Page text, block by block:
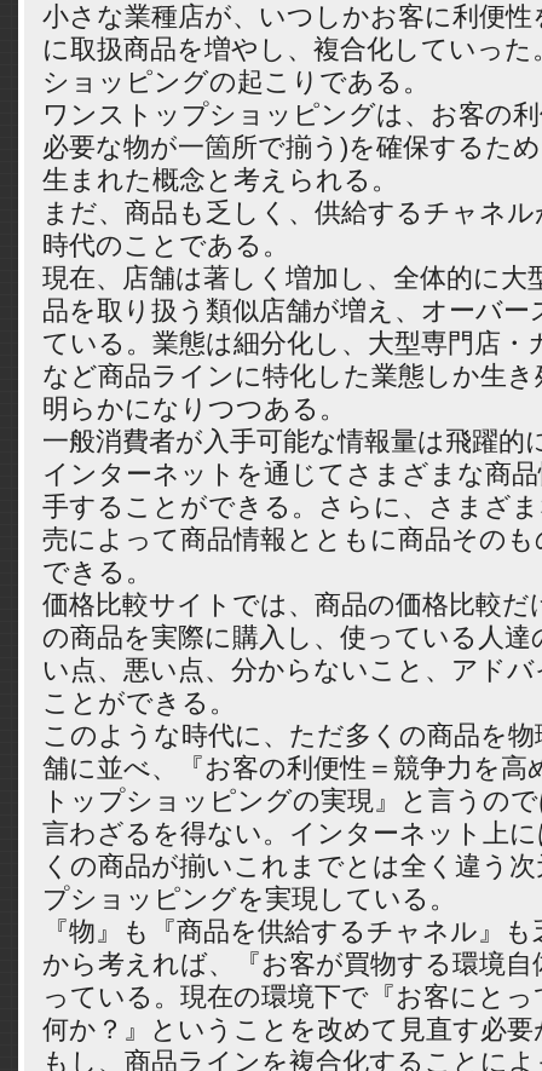
小さな業種店が、いつしかお客に利便
に取扱商品を増やし、複合化していっ
ショッピングの起こりである。
ワンストップショッピングは、お客の
必要な物が一箇所で揃う)を確保するた
生まれた概念と考えられる。
まだ、商品も乏しく、供給するチャネ
時代のことである。
現在、店舗は著しく増加し、全体的に大
品を取り扱う類似店舗が増え、オーバ
ている。業態は細分化し、大型専門店・
など商品ラインに特化した業態しか生
明らかになりつつある。
一般消費者が入手可能な情報量は飛躍的
インターネットを通じてさまざまな商
手することができる。さらに、さまざ
売によって商品情報とともに商品その
できる。
価格比較サイトでは、商品の価格比較
の商品を実際に購入し、使っている人達
い点、悪い点、分からないこと、アド
ことができる。
このような時代に、ただ多くの商品を
舗に並べ、『お客の利便性＝競争力を
トップショッピングの実現』と言うの
言わざるを得ない。インターネット上
くの商品が揃いこれまでとは全く違う
プショッピングを実現している。
『物』も『商品を供給するチャネル』
から考えれば、『お客が買物する環境
っている。現在の環境下で『お客にと
何か？』ということを改めて見直す必要
もし、商品ラインを複合化することに